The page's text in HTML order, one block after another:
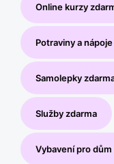
Online kurzy
Potraviny a
Samolepky
Služby zdarma
Vybavení pro dům